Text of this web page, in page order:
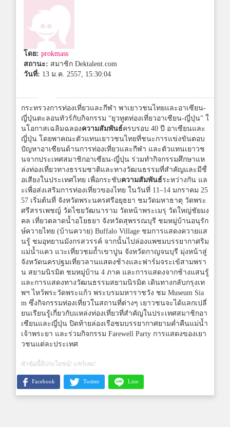
โดย: prokmass
สถานะ: สมาชิก Dektalent.com
วันที่: 13 ม.ค. 2557, 15:30:04
กระทรวงการท่องเที่ยวและกีฬา พาเยาวชนไทยและอาเซียน-
ญี่ปุ่นตะลอนทัวร์กับกิจกรรม “ยุวทูตท่องเที่ยวอาเซียน-ญี่ปุ่น” ใ
นโอกาสเฉลิมฉลองความสัมพันธ์ครบรอบ 40 ปี อาเซียนและ
ญี่ปุ่น โดยพาคณะตัวแทนเยาวชนไทยที่ชนะการแข่งขันตอบ
ปัญหาอาเซียนด้านการท่องเที่ยวและกีฬา และตัวแทนเยาวช
นจากประเทศสมาชิกอาเซียน-ญี่ปุ่น ร่วมทำกิจกรรมศึกษาแห
ล่งท่องเที่ยวทางธรรมชาติและทางวัฒนธรรมที่สำคัญและมีชื่
อเสียงในประเทศไทย เพื่อกระชับความสัมพันธ์ระหว่างกัน แล
ะเพื่อส่งเสริมการท่องเที่ยวของไทย ในวันที่ 11–14 มกราคม 25
57 เริ่มต้นที่ จังหวัดพระนครศรีอยุธยา ชมวัดมหาธาตุ วัดพระ
ศรีสรรเพชญ์ วัดไชยวัฒนาราม วัดหน้าพระเมรุ วัดใหญ่ชัยมง
คล เที่ยวตลาดน้ำอโยธยา จังหวัดสุพรรณบุรี ชมหมู่บ้านอนุรัก
ษ์ควายไทย (บ้านควาย) Buffalo Village ชมการแสดงควายแส
นรู้ ชมอุทยานมังกรสวรรค์ จากนั้นไปล่องแพชมบรรยากาศริม
แม่น้ำแคว แวะเที่ยวชมถ้ำเขาปูน จังหวัดกาญจนบุรี มุ่งหน้าสู่
จังหวัดนครปฐมเที่ยวลานแสดงช้างและฟาร์มจระเข้สามพรา
น สยามนิรมิต ชมหมู่บ้าน 4 ภาค และการแสดงจากช้างแสนรู้
และการแสดงทางวัฒนธรรมสยามนิรมิต เดินทางกลับกรุงเท
พฯ ไหว้พระวัดพระแก้ว พระบรมมหาราชวัง ชม Museum Sia
m ซึ่งกิจกรรมท่องเที่ยวในสถานที่ต่างๆ เยาวชนจะได้แลกเปลี่
ยนเรียนรู้เกี่ยวกับแหล่งท่องเที่ยวที่สำคัญในประเทศสมาชิกอา
เซียนและญี่ปุ่น ปิดท้ายล่องเรือชมบรรยากาศยามค่ำคืนแม่น้ำ
เจ้าพระยา และร่วมกิจกรรม Farewell Party การแสดงของเยา
วชนแต่ละประเทศ
หัวข้อนี้มีประโยชน์! แชร์เลย!
Facebook Twitter Line